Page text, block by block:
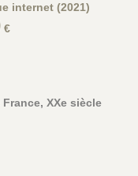
internet (2021)
€
XXe siècle